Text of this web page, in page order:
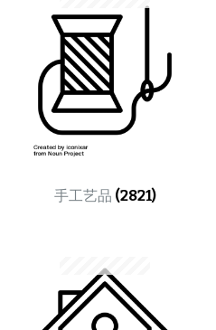
手工艺品 (2821)